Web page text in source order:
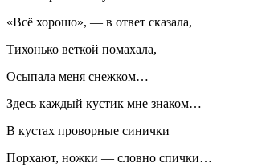
«Всё хорошо», — в ответ сказала,
Тихонько веткой помахала,
Осыпала меня снежком…
Здесь каждый кустик мне знаком…
В кустах проворные синички
Порхают, ножки — словно спички…